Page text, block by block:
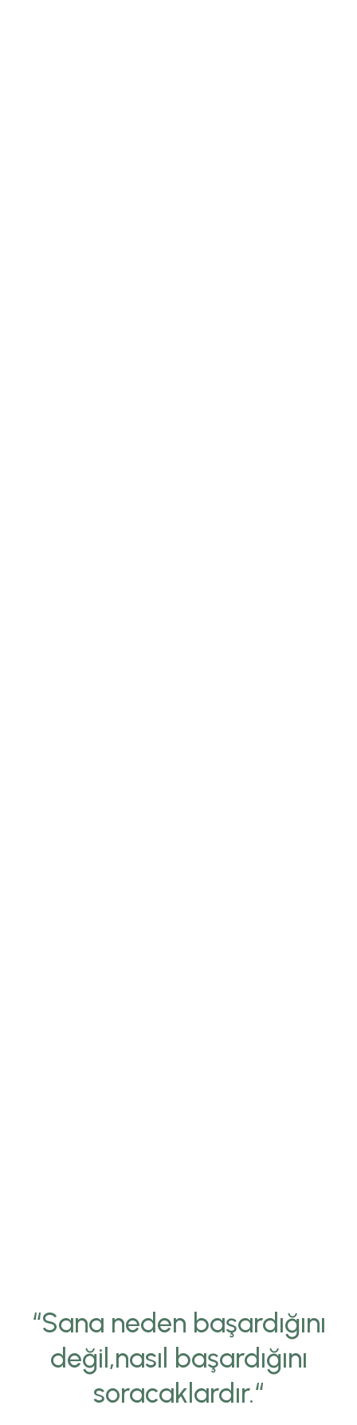
“Sana neden başardığını
değil,nasıl başardığını
soracaklardır.“